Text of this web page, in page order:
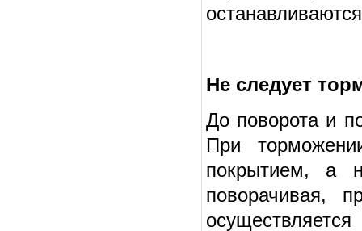
Не следует
До поворота и
При
покрытием, а
поворачивая,